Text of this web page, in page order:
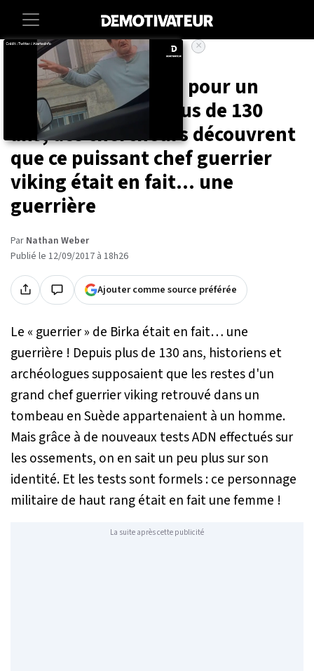
Accueil Sciences
Après avoir été pris pour un
homme pendant plus de 130
ans, des chercheurs découvrent
que ce puissant chef guerrier
viking était en fait... une
guerrière
Par Nathan Weber
Publié le 12/09/2017 à 18h26
Ajouter comme source préférée
Le « guerrier » de Birka était en fait… une
guerrière ! Depuis plus de 130 ans, historiens et
archéologues supposaient que les restes d'un
grand chef guerrier viking retrouvé dans un
tombeau en Suède appartenaient à un homme.
Mais grâce à de nouveaux tests ADN effectués sur
les ossements, on en sait un peu plus sur son
identité. Et les tests sont formels : ce personnage
militaire de haut rang était en fait une femme !
La suite après cette publicité
×